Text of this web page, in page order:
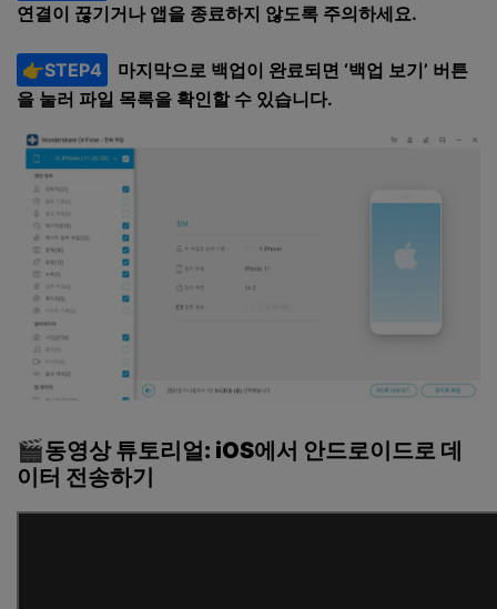
연결이 끊기거나 앱을 종료하지 않도록 주의하세요.
👉STEP4
마지막으로 백업이 완료되면 ‘백업 보기’ 버튼
을 눌러 파일 목록을 확인할 수 있습니다.
🎬동영상 튜토리얼: iOS에서 안드로이드로 데
이터 전송하기